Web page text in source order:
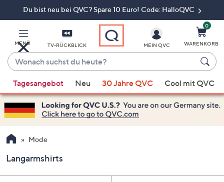
Du bist neu bei QVC? Spare 10 Euro! Code: HalloQVC
MENÜ TV-RÜCKBLICK
Wonach
suchst
du
heute?
Vorschläge
verfügbar
sind,
verwenden
Sie
Pfeiltasten
nach
MEIN QVC
0
WARENKORB
Tagesangebot Neu 30 Jahre QVC Cool mit QVC
Mode
Langarmshirts